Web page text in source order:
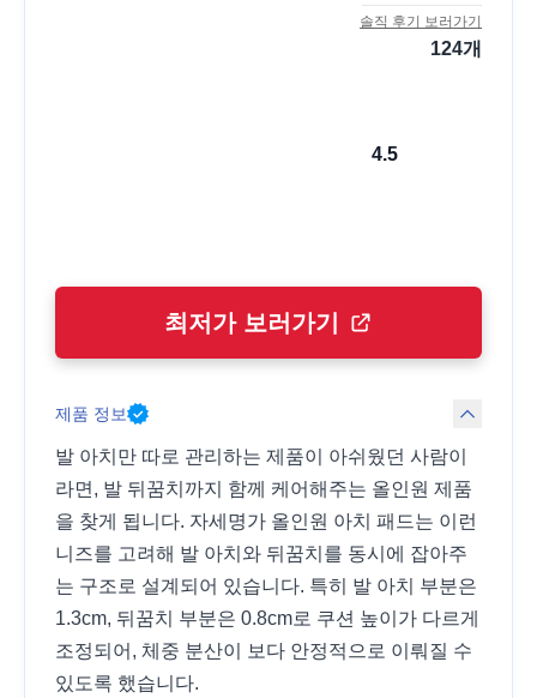
솔직 후기 보러가기
124개
4.5
최저가 보러가기
제품 정보
발 아치만 따로 관리하는 제품이 아쉬웠던 사람이
라면, 발 뒤꿈치까지 함께 케어해주는 올인원 제품
을 찾게 됩니다. 자세명가 올인원 아치 패드는 이런
니즈를 고려해 발 아치와 뒤꿈치를 동시에 잡아주
는 구조로 설계되어 있습니다. 특히 발 아치 부분은
1.3cm, 뒤꿈치 부분은 0.8cm로 쿠션 높이가 다르게
조정되어, 체중 분산이 보다 안정적으로 이뤄질 수
있도록 했습니다.